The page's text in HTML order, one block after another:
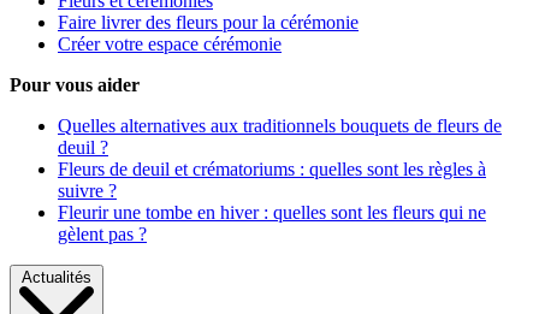
Faire livrer des fleurs pour la cérémonie
Créer votre espace cérémonie
Pour vous aider
Quelles alternatives aux traditionnels bouquets de fleurs de
deuil ?
Fleurs de deuil et crématoriums : quelles sont les règles à
suivre ?
Fleurir une tombe en hiver : quelles sont les fleurs qui ne
gèlent pas ?
Actualités